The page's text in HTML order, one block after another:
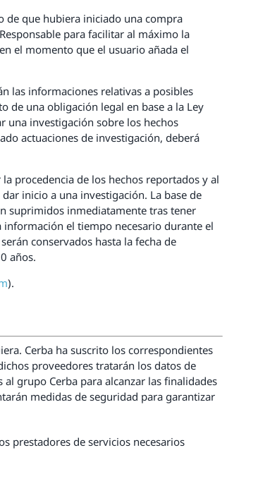
de que hubiera iniciado una compra
para facilitar al máximo la
el momento que el usuario añada el
las informaciones relativas a posibles
de una obligación legal en base a la Ley
una investigación sobre los hechos
actuaciones de investigación, deberá
la procedencia de los hechos reportados y al
inicio a una investigación. La base de
suprimidos inmediatamente tras tener
el tiempo necesario durante el
conservados hasta la fecha de
años.
).
Cerba ha suscrito los correspondientes
proveedores tratarán los datos de
grupo Cerba para alcanzar las finalidades
medidas de seguridad para garantizar
prestadores de servicios necesarios